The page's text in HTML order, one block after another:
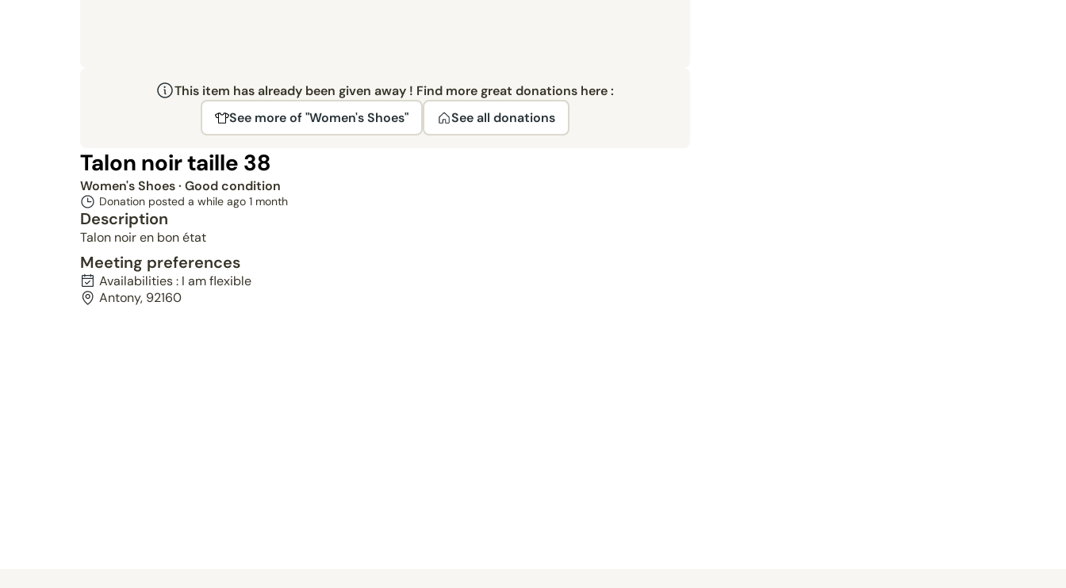
This item has already been given away ! Find more great donations here :
See more of "Women's Shoes"
See all donations
Talon noir taille 38
Women's Shoes· Good condition
Donation posted a while ago 1 month
Description
Talon noir en bon état
Meeting preferences
Availabilities : I am flexible
Antony, 92160